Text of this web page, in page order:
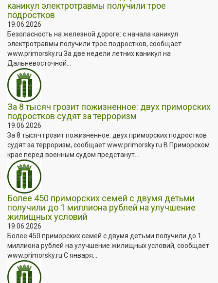
каникул электротравмы получили трое
подростков
19.06.2026
Безопасность на железной дороге: с начала каникул
электротравмы получили трое подростков, сообщает
www.primorsky.ru За две недели летних каникул на
Дальневосточной...
За 8 тысяч грозит пожизненное: двух приморских
подростков судят за терроризм
19.06.2026
За 8 тысяч грозит пожизненное: двух приморских подростков
судят за терроризм, сообщает www.primorsky.ru В Приморском
крае перед военным судом предстанут...
Более 450 приморских семей с двумя детьми
получили до 1 миллиона рублей на улучшение
жилищных условий
19.06.2026
Более 450 приморских семей с двумя детьми получили до 1
миллиона рублей на улучшение жилищных условий, сообщает
www.primorsky.ru С января...